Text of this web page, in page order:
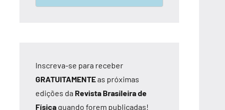
Inscreva-se para receber
GRATUITAMENTEas próximas
edições da Revista Brasileira de
Física quando forem publicadas!